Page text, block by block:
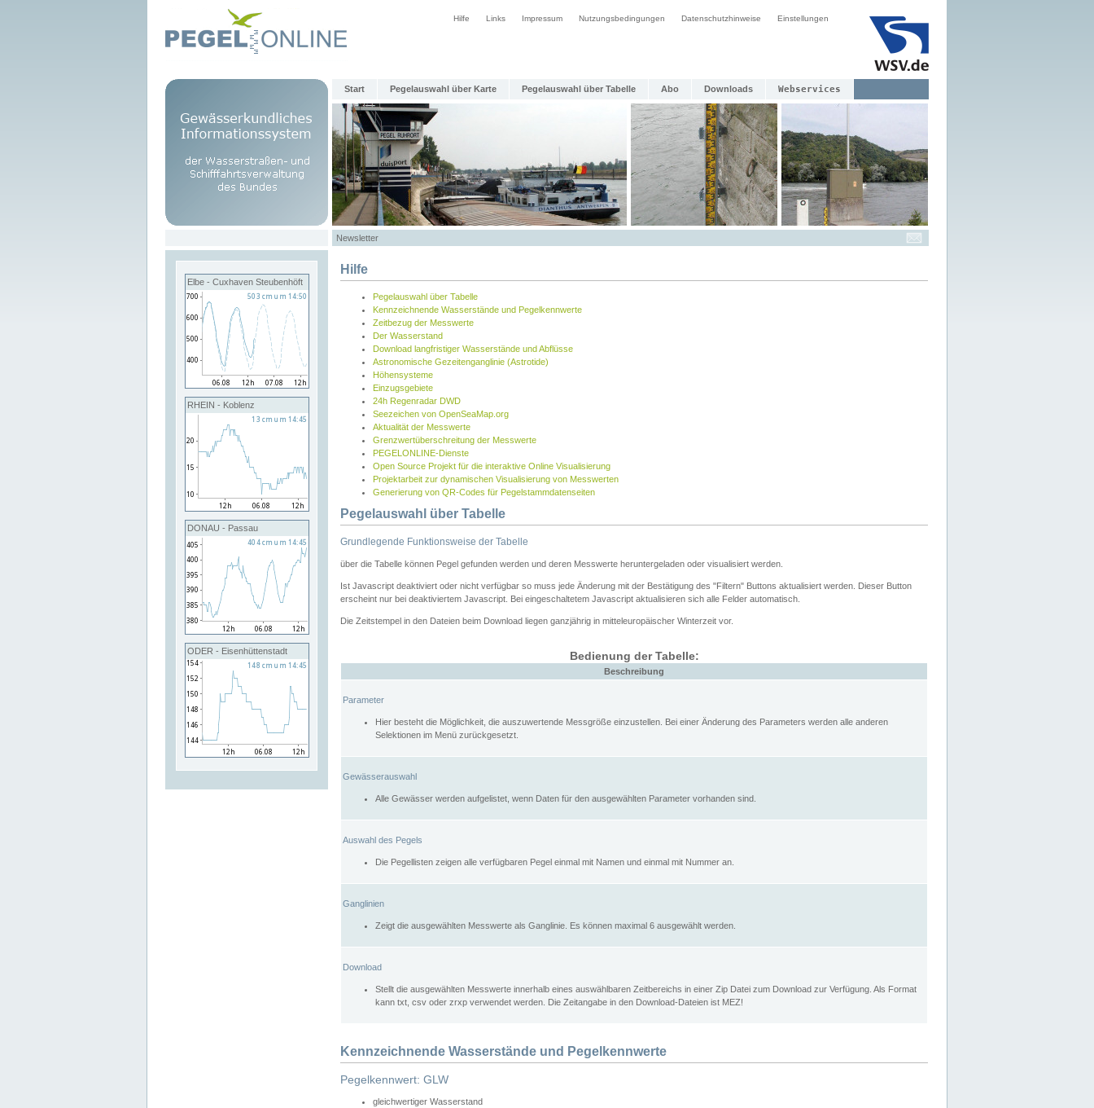
Hilfe Links Impressum Nutzungsbedingungen Datenschutzhinweise Einstellungen
Start Pegelauswahl über Karte Pegelauswahl über Tabelle Abo Downloads Webservices
Newsletter
Elbe - Cuxhaven Steubenhöft
RHEIN - Koblenz
DONAU - Passau
ODER - Eisenhüttenstadt
Hilfe
Pegelauswahl über Tabelle
Kennzeichnende Wasserstände und Pegelkennwerte
Zeitbezug der Messwerte
Der Wasserstand
Download langfristiger Wasserstände und Abflüsse
Astronomische Gezeitenganglinie (Astrotide)
Höhensysteme
Einzugsgebiete
24h Regenradar DWD
Seezeichen von OpenSeaMap.org
Aktualität der Messwerte
Grenzwertüberschreitung der Messwerte
PEGELONLINE-Dienste
Open Source Projekt für die interaktive Online Visualisierung
Projektarbeit zur dynamischen Visualisierung von Messwerten
Generierung von QR-Codes für Pegelstammdatenseiten
Pegelauswahl über Tabelle
Grundlegende Funktionsweise der Tabelle
über die Tabelle können Pegel gefunden werden und deren Messwerte heruntergeladen oder visualisiert werden.
Ist Javascript deaktiviert oder nicht verfügbar so muss jede Änderung mit der Bestätigung des "Filtern" Buttons aktualisiert werden. Dieser Button
erscheint nur bei deaktiviertem Javascript. Bei eingeschaltetem Javascript aktualisieren sich alle Felder automatisch.
Die Zeitstempel in den Dateien beim Download liegen ganzjährig in mitteleuropäischer Winterzeit vor.
Bedienung der Tabelle:
Beschreibung
Parameter
Hier besteht die Möglichkeit, die auszuwertende Messgröße einzustellen. Bei einer Änderung des Parameters werden alle anderen
Selektionen im Menü zurückgesetzt.
Gewässerauswahl
Alle Gewässer werden aufgelistet, wenn Daten für den ausgewählten Parameter vorhanden sind.
Auswahl des Pegels
Die Pegellisten zeigen alle verfügbaren Pegel einmal mit Namen und einmal mit Nummer an.
Ganglinien
Zeigt die ausgewählten Messwerte als Ganglinie. Es können maximal 6 ausgewählt werden.
Download
Stellt die ausgewählten Messwerte innerhalb eines auswählbaren Zeitbereichs in einer Zip Datei zum Download zur Verfügung. Als Format
kann txt, csv oder zrxp verwendet werden. Die Zeitangabe in den Download-Dateien ist MEZ!
Kennzeichnende Wasserstände und Pegelkennwerte
Pegelkennwert: GLW
gleichwertiger Wasserstand